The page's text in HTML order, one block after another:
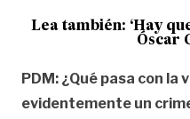
Lea también: ‘Hay
Óscar
PDM: ¿Qué pasa con la
evidentemente un